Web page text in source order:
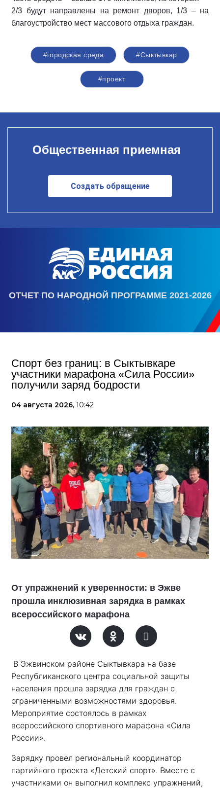
2/3 будут направлены на ремонт дворов, 1/3 – на
благоустройство мест массового отдыха граждан.
#городская среда #Сыктывкар
#проект
Общественная приемная
Создать обращение
ОТЧЕТ ПО НАРОДНОЙ ПРОГРАММЕ 2021-2026
Спорт без границ: в Сыктывкаре
участники марафона «Сила России»
получили заряд бодрости
04 августа 2026, 10:42
От упражнений к уверенности: в Эжве
прошла инклюзивная зарядка в рамках
всероссийского марафона
В Эжвинском районе Сыктывкара на базе
Республиканского центра социальной защиты
населения прошла зарядка для граждан с
ограниченными возможностями здоровья.
Мероприятие состоялось в рамках
всероссийского спортивного марафона «Сила
России».
Зарядку провел региональный координатор
партийного проекта «Детский спорт». Вместе с
участниками он выполнил комплекс упражнений,